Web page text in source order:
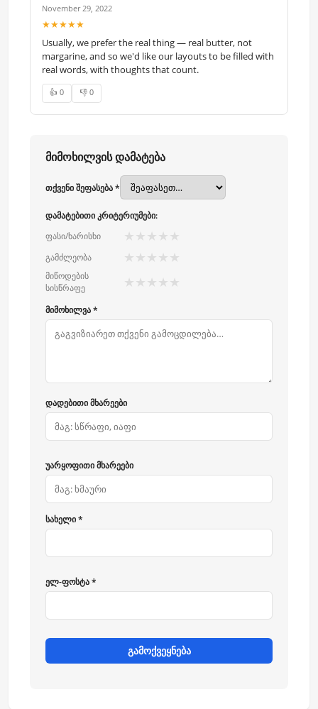
November 29, 2022
★★★★★
Usually, we prefer the real thing — real butter, not
margarine, and so we'd like our layouts to be filled with
real words, with thoughts that count.
👍 0 👎 0
მიმოხილვის დამატება
თქვენი შეფასება *
დამატებითი კრიტერიუმები:
ფასი/ხარისხი
★ ★ ★ ★ ★
გამძლეობა ★ ★ ★ ★ ★
მიწოდების
სისწრაფე
★ ★ ★ ★ ★
მიმოხილვა *
დადებითი მხარეები
უარყოფითი მხარეები
სახელი *
ელ-ფოსტა *
გამოქვეყნება